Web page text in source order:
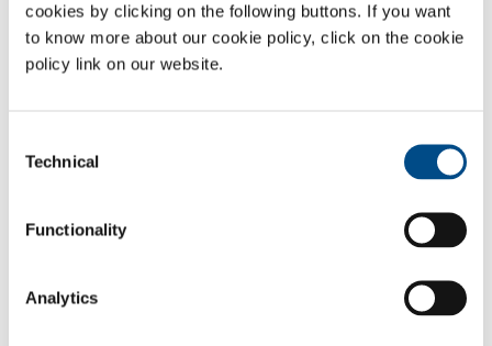
cookies by clicking on the following buttons. If you want
to know more about our cookie policy, click on the cookie
policy link on our website.
Selection
Technical
Functionality
Analytics
Services
Gas
2
Zuurstof- O